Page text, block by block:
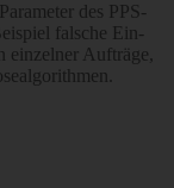
des PPS-
falsche Ein­
einzelner Aufträge,